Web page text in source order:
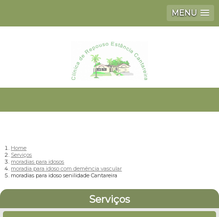
MENU
Home
Serviços
moradias para idosos
moradia para idoso com demência vascular
moradias para idoso senilidade Cantareira
Serviços